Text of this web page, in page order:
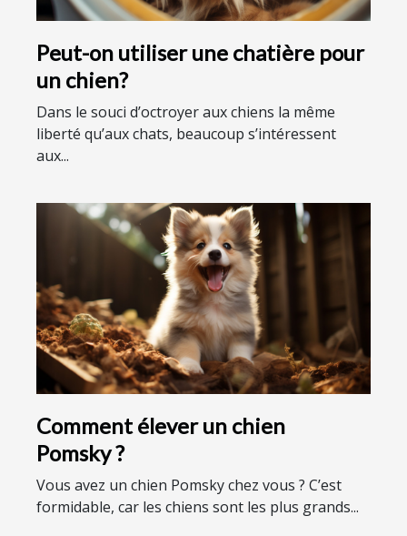
Peut-on utiliser une chatière pour
un chien?
Dans le souci d’octroyer aux chiens la même
liberté qu’aux chats, beaucoup s’intéressent
aux...
Comment élever un chien
Pomsky ?
Vous avez un chien Pomsky chez vous ? C’est
formidable, car les chiens sont les plus grands...